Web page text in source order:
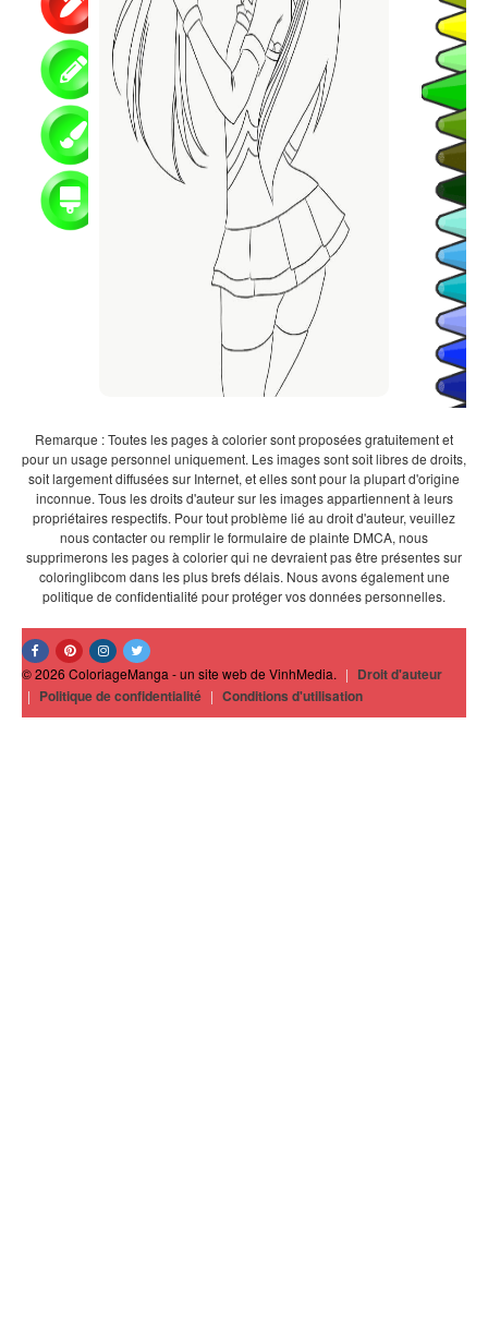
Remarque : Toutes les pages à colorier sont proposées gratuitement et
pour un usage personnel uniquement. Les images sont soit libres de droits,
soit largement diffusées sur Internet, et elles sont pour la plupart d'origine
inconnue. Tous les droits d'auteur sur les images appartiennent à leurs
propriétaires respectifs. Pour tout problème lié au droit d'auteur, veuillez
nous contacter ou remplir le formulaire de plainte DMCA, nous
supprimerons les pages à colorier qui ne devraient pas être présentes sur
coloringlibcom dans les plus brefs délais. Nous avons également une
politique de confidentialité pour protéger vos données personnelles.
© 2026 ColoriageManga - un site web de VinhMedia. | Droit d'auteur
| Politique de confidentialité | Conditions d'utilisation